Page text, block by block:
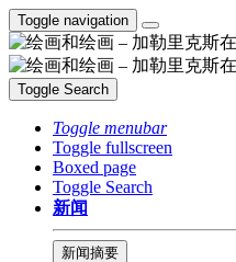
Toggle navigation
Toggle Search
Toggle menubar
Toggle fullscreen
Boxed page
Toggle Search
新闻
新闻摘要